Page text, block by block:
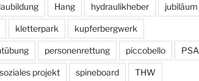
Hang hydraulikheber jubiläum
kletterpark kupferbergwerk
personenrettung piccobello PSA
soziales projekt spineboard THW